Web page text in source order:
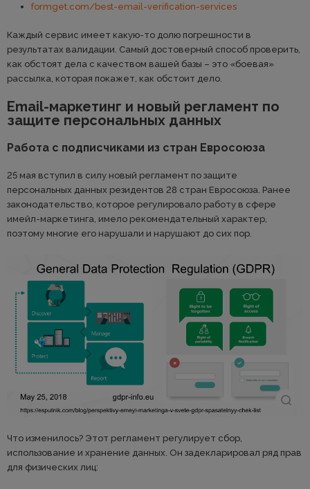
formget.com/best-email-verification-services
Каждый сервис имеет какую-то долю погрешности в
результатах валидации. Самый достоверный способ проверить,
как обстоят дела с качеством вашей базы – это «боевая»
рассылка, которая покажет, как обстоит дело.
Email-маркетинг и новый регламент по
защите персональных данных
Работа с подписчиками из стран Евросоюза
25 мая вступил в силу новый регламент по защите
персональных данных резидентов 28 стран Евросоюза. Ранее
законодательство, которое регулировало работу в сфере
имейл-маркетинга, имело рекомендательный характер,
поэтому многие его нарушали и нарушают до сих пор.
Что изменилось? Этот регламент регулирует сбор,
использование и хранение данных. Он задекларировал ряд прав
для физических лиц: